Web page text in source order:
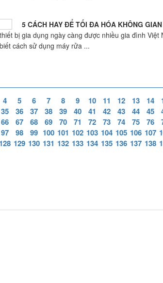
5 CÁCH HAY ĐỂ TỐI ĐA HÓA KHÔNG
bị gia dụng ngày càng được nhiều gia đình
cách sử dụng máy rửa ...
4 5 6 7 8 9 10 11 12 13 14
35 36 37 38 39 40 41 42 43 44 45
66 67 68 69 70 71 72 73 74 75 76
97 98 99 100 101 102 103 104 105 106 107
128 129 130 131 132 133 134 135 136 137 138